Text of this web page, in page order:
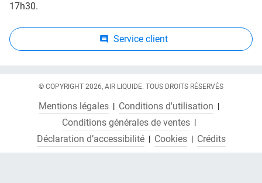
17h30.
Service client
© COPYRIGHT 2026, AIR LIQUIDE. TOUS DROITS RÉSERVÉS
Mentions légales
Conditions d'utilisation
Conditions générales de ventes
Déclaration d’accessibilité
Cookies Crédits